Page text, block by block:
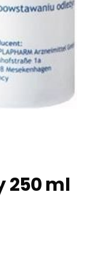
250 ml